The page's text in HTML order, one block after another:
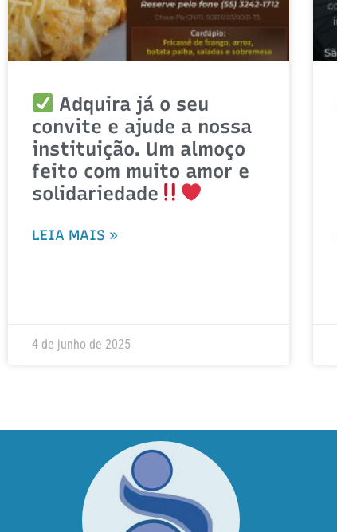
Adquira já o seu
convite e ajude a nossa
instituição. Um almoço
feito com muito amor e
solidariedade
LEIA MAIS »
4 de junho de 2025